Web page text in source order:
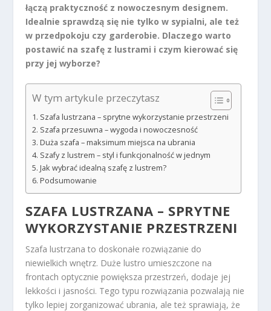
łączą praktyczność z nowoczesnym designem.
Idealnie sprawdzą się nie tylko w sypialni, ale też
w przedpokoju czy garderobie. Dlaczego warto
postawić na szafę z lustrami i czym kierować się
przy jej wyborze?
W tym artykule przeczytasz
Szafa lustrzana – sprytne wykorzystanie przestrzeni
Szafa przesuwna – wygoda i nowoczesność
Duża szafa – maksimum miejsca na ubrania
Szafy z lustrem – styl i funkcjonalność w jednym
Jak wybrać idealną szafę z lustrem?
Podsumowanie
SZAFA LUSTRZANA – SPRYTNE
WYKORZYSTANIE PRZESTRZENI
Szafa lustrzana to doskonałe rozwiązanie do
niewielkich wnętrz. Duże lustro umieszczone na
frontach optycznie powiększa przestrzeń, dodaje jej
lekkości i jasności. Tego typu rozwiązania pozwalają nie
tylko lepiej zorganizować ubrania, ale też sprawiają, że